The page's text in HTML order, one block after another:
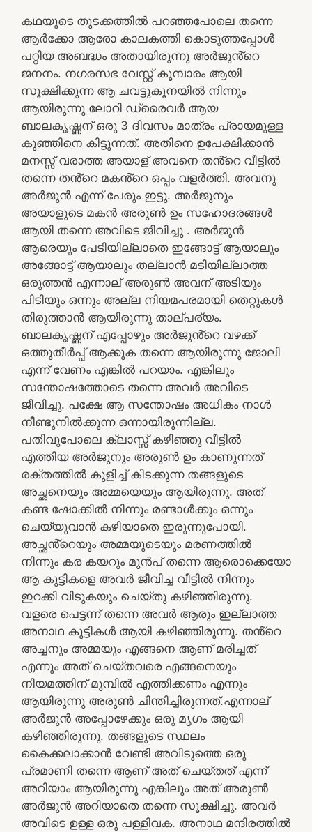
കഥയുടെ തുടക്കത്തിൽ പറഞ്ഞപോലെ തന്നെ
ആർക്കോ ആരോ കാലകത്തി കൊടുത്തപ്പോൾ
പറ്റിയ അബദ്ധം അതായിരുന്നു അർജുൻ്റെ
ജനനം. നഗരസഭ വേസ്റ്റ് കൂമ്പാരം ആയി
സൂക്ഷിക്കുന്ന ആ ചവട്ടുകൂനയിൽ നിന്നും
ആയിരുന്നു ലോറി ഡ്രൈവർ ആയ
ബാലകൃഷ്ണന് ഒരു 3 ദിവസം മാത്രം പ്രായമുള്ള
കുഞ്ഞിനെ കിട്ടുന്നത്. അതിനെ ഉപേക്ഷിക്കാൻ
മനസ്സ് വരാത്ത അയാള് അവനെ തൻ്റെ വീട്ടിൽ
തന്നെ തൻ്റെ മകൻ്റെ ഒപ്പം വളർത്തി. അവനു
അർജുൻ എന്ന് പേരും ഇട്ടു. അർജുനും
അയാളുടെ മകൻ അരുൺ ഉം സഹോദരങ്ങൾ
ആയി തന്നെ അവിടെ ജീവിച്ചു . അർജുൻ
ആരെയും പേടിയില്ലാതെ ഇങ്ങോട്ട് ആയാലും
അങ്ങോട്ട് ആയാലും തല്ലാൻ മടിയില്ലാത്ത
ഒരുത്തൻ എന്നാല് അരുൺ അവന് അടിയും
പിടിയും ഒന്നും അല്ല നിയമപരമായി തെറ്റുകൾ
തിരുത്താൻ ആയിരുന്നു താല്പര്യം.
ബാലകൃഷ്ണന് എപ്പോഴും അർജുൻ്റെ വഴക്ക്
ഒത്തുതീർപ്പ് ആക്കുക തന്നെ ആയിരുന്നു ജോലി
എന്ന് വേണം എങ്കിൽ പറയാം. എങ്കിലും
സന്തോഷത്തോടെ തന്നെ അവർ അവിടെ
ജീവിച്ചു. പക്ഷേ ആ സന്തോഷം അധികം നാൾ
നീണ്ടുനിൽക്കുന്ന ഒന്നായിരുന്നില്ല.
പതിവുപോലെ ക്ലാസ്സ് കഴിഞ്ഞു വീട്ടിൽ
എത്തിയ അർജുനും അരുൺ ഉം കാണുന്നത്
രക്തത്തിൽ കുളിച്ച് കിടക്കുന്ന തങ്ങളുടെ
അച്ഛനെയും അമ്മയെയും ആയിരുന്നു. അത്
കണ്ട ഷോക്കിൽ നിന്നും രണ്ടാൾക്കും ഒന്നും
ചെയ്യുവാൻ കഴിയാതെ ഇരുന്നുപോയി.
അച്ഛൻ്റെയും അമ്മയുടെയും മരണത്തിൽ
നിന്നും കര കയറും മുൻപ് തന്നെ ആരൊക്കെയോ
ആ കുട്ടികളെ അവർ ജീവിച്ച വീട്ടിൽ നിന്നും
ഇറക്കി വിടുകയും ചെയ്തു കഴിഞ്ഞിരുന്നു.
വളരെ പെട്ടന്ന് തന്നെ അവർ ആരും ഇല്ലാത്ത
അനാഥ കുട്ടികൾ ആയി കഴിഞ്ഞിരുന്നു. തൻ്റെ
അച്ചനും അമ്മയും എങ്ങനെ ആണ് മരിച്ചത്
എന്നും അത് ചെയ്തവരെ എങ്ങനെയും
നിയമത്തിന് മുമ്പിൽ എത്തിക്കണം എന്നും
ആയിരുന്നു അരുൺ ചിന്തിച്ചിരുന്നത്.എന്നാല്
അർജുൻ അപ്പോഴേക്കും ഒരു മൃഗം ആയി
കഴിഞ്ഞിരുന്നു. തങ്ങളുടെ സ്ഥലം
കൈക്കലാക്കാൻ വേണ്ടി അവിടുത്തെ ഒരു
പ്രമാണി തന്നെ ആണ് അത് ചെയ്തത് എന്ന്
അറിയാം ആയിരുന്നു എങ്കിലും അത് അരുൺ
അർജുൻ അറിയാതെ തന്നെ സൂക്ഷിച്ചു. അവർ
അവിടെ ഉള്ള ഒരു പള്ളിവക. അനാഥ മന്ദിരത്തിൽ